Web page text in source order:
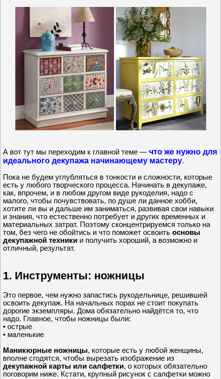
А вот тут мы переходим к главной теме — что же нужно для
идеального декупажа начинающему мастеру.
Пока не будем углубляться в тонкости и сложности, которые
есть у любого творческого процесса. Начинать в декупаже,
как, впрочем, и в любом другом виде рукоделия, надо с
малого, чтобы почувствовать, по душе ли данное хобби,
хотите ли вы и дальше им заниматься, развивая свои навыки
и знания, что естественно потребует и других временных и
материальных затрат. Поэтому сконцентрируемся только на
том, без чего не обойтись и что поможет освоить основы
декупажной техники и получить хороший, а возможно и
отличный, результат.
1. Инструменты: ножницы
Это первое, чем нужно запастись рукодельнице, решившей
освоить декупаж. На начальных порах не стоит покупать
дорогие экземпляры. Дома обязательно найдётся то, что
надо. Главное, чтобы ножницы были:
• острые
• маленькие
Маникюрные ножницы, которые есть у любой женщины,
вполне сгодятся, чтобы вырезать изображение из
декупажной карты или салфетки, о которых обязательно
поговорим ниже. Кстати, крупный рисунок с салфетки можно